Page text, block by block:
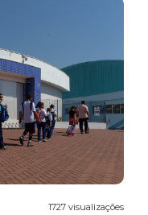
1727 visualizações